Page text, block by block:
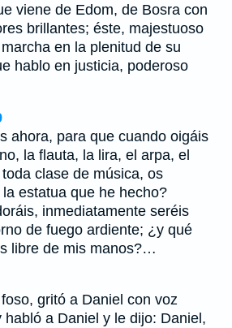
viene de Edom, de Bosra con
brillantes; éste, majestuoso
en la plenitud de su
hablo en justicia, poderoso
ahora, para que cuando oigáis
la flauta, la lira, el arpa, el
clase de música, os
estatua que he hecho?
inmediatamente seréis
de fuego ardiente; ¿y qué
libre de mis manos?…
gritó a Daniel con voz
a Daniel y le dijo: Daniel,